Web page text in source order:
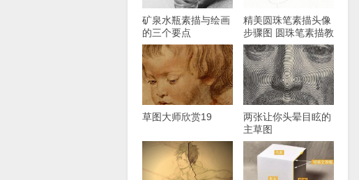
矿泉水瓶素描与绘画
的三个要点
精美圆珠笔素描头像
步骤图 圆珠笔素描教
程
草图大师欣赏19
两张让你头晕目眩的
主草图